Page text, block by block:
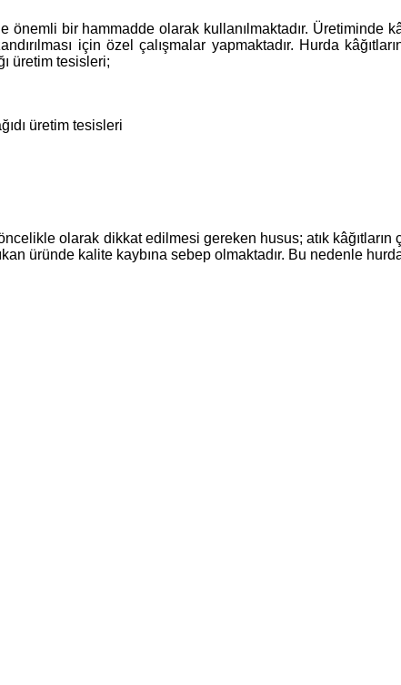
önemli bir hammadde olarak kullanılmaktadır. Üretiminde
için özel çalışmalar yapmaktadır. Hurda
üretim tesisleri;
üretim tesisleri
olarak dikkat edilmesi gereken husus; atık
üründe kalite kaybına sebep olmaktadır. Bu nedenle